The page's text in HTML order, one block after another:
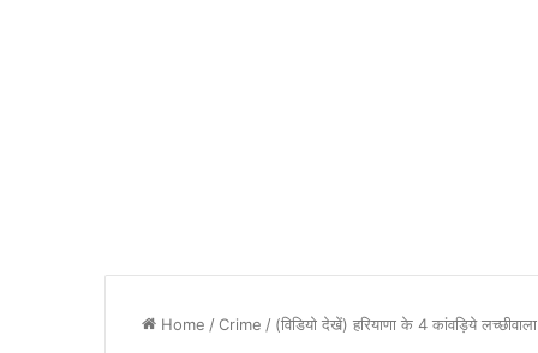
Home /Crime / (विडियो देखें) हरियाणा के 4 कांवड़िये